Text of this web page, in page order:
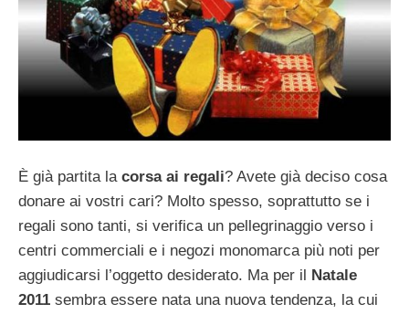
È già partita la corsa ai regali? Avete già deciso cosa
donare ai vostri cari? Molto spesso, soprattutto se i
regali sono tanti, si verifica un pellegrinaggio verso i
centri commerciali e i negozi monomarca più noti per
aggiudicarsi l’oggetto desiderato. Ma per il Natale
2011 sembra essere nata una nuova tendenza, la cui